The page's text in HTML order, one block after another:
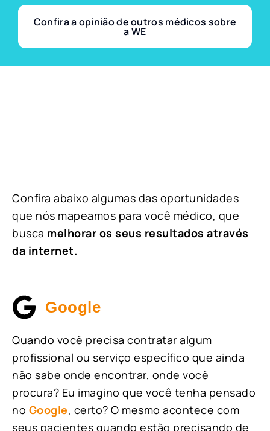
Confira a opinião de outros médicos sobre
a WE
Confira abaixo algumas das oportunidades
que nós mapeamos para você médico, que
busca melhorar os seus resultados através
da internet.
Google
Quando você precisa contratar algum
profissional ou serviço específico que ainda
não sabe onde encontrar, onde você
procura? Eu imagino que você tenha pensado
no Google, certo? O mesmo acontece com
seus pacientes quando estão precisando de